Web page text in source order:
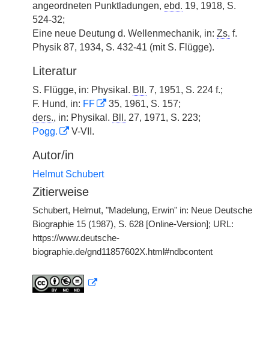
angeordneten Punktladungen, ebd. 19, 1918, S.
524-32;
Eine neue Deutung d. Wellenmechanik, in: Zs. f.
Physik 87, 1934, S. 432-41 (mit S. Flügge).
Literatur
S. Flügge, in: Physikal. Bll. 7, 1951, S. 224 f.;
F. Hund, in: FF
35, 1961, S. 157;
ders., in: Physikal. Bll. 27, 1971, S. 223;
Pogg.
V-VII.
Autor/in
Helmut Schubert
Zitierweise
Schubert, Helmut, "Madelung, Erwin" in: Neue Deutsche
Biographie 15 (1987), S. 628 [Online-Version]; URL:
https://www.deutsche-
biographie.de/gnd11857602X.html#ndbcontent